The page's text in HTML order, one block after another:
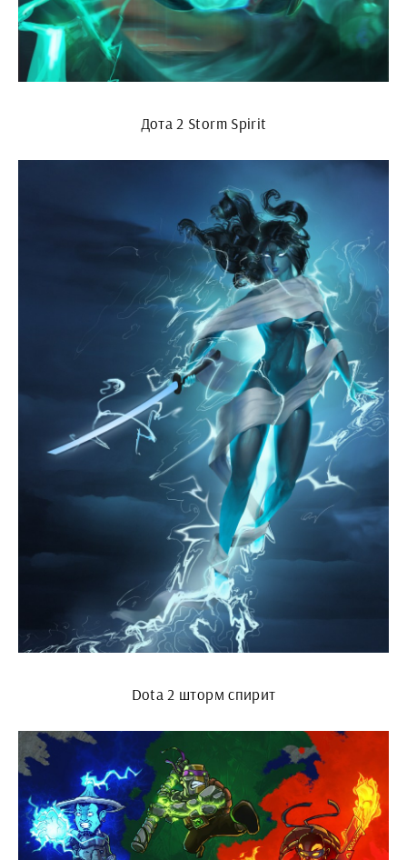
Дота 2 Storm Spirit
Dota 2 шторм спирит